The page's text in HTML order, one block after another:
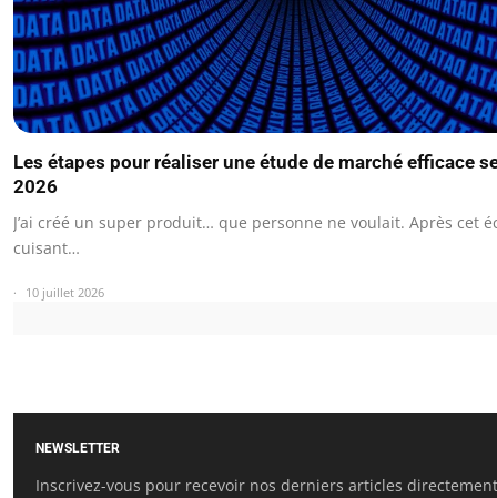
Les étapes pour réaliser une étude de marché efficace
2026
J’ai créé un super produit… que personne ne voulait. Après cet
cuisant…
10 juillet 2026
NEWSLETTER
Inscrivez-vous pour recevoir nos derniers articles